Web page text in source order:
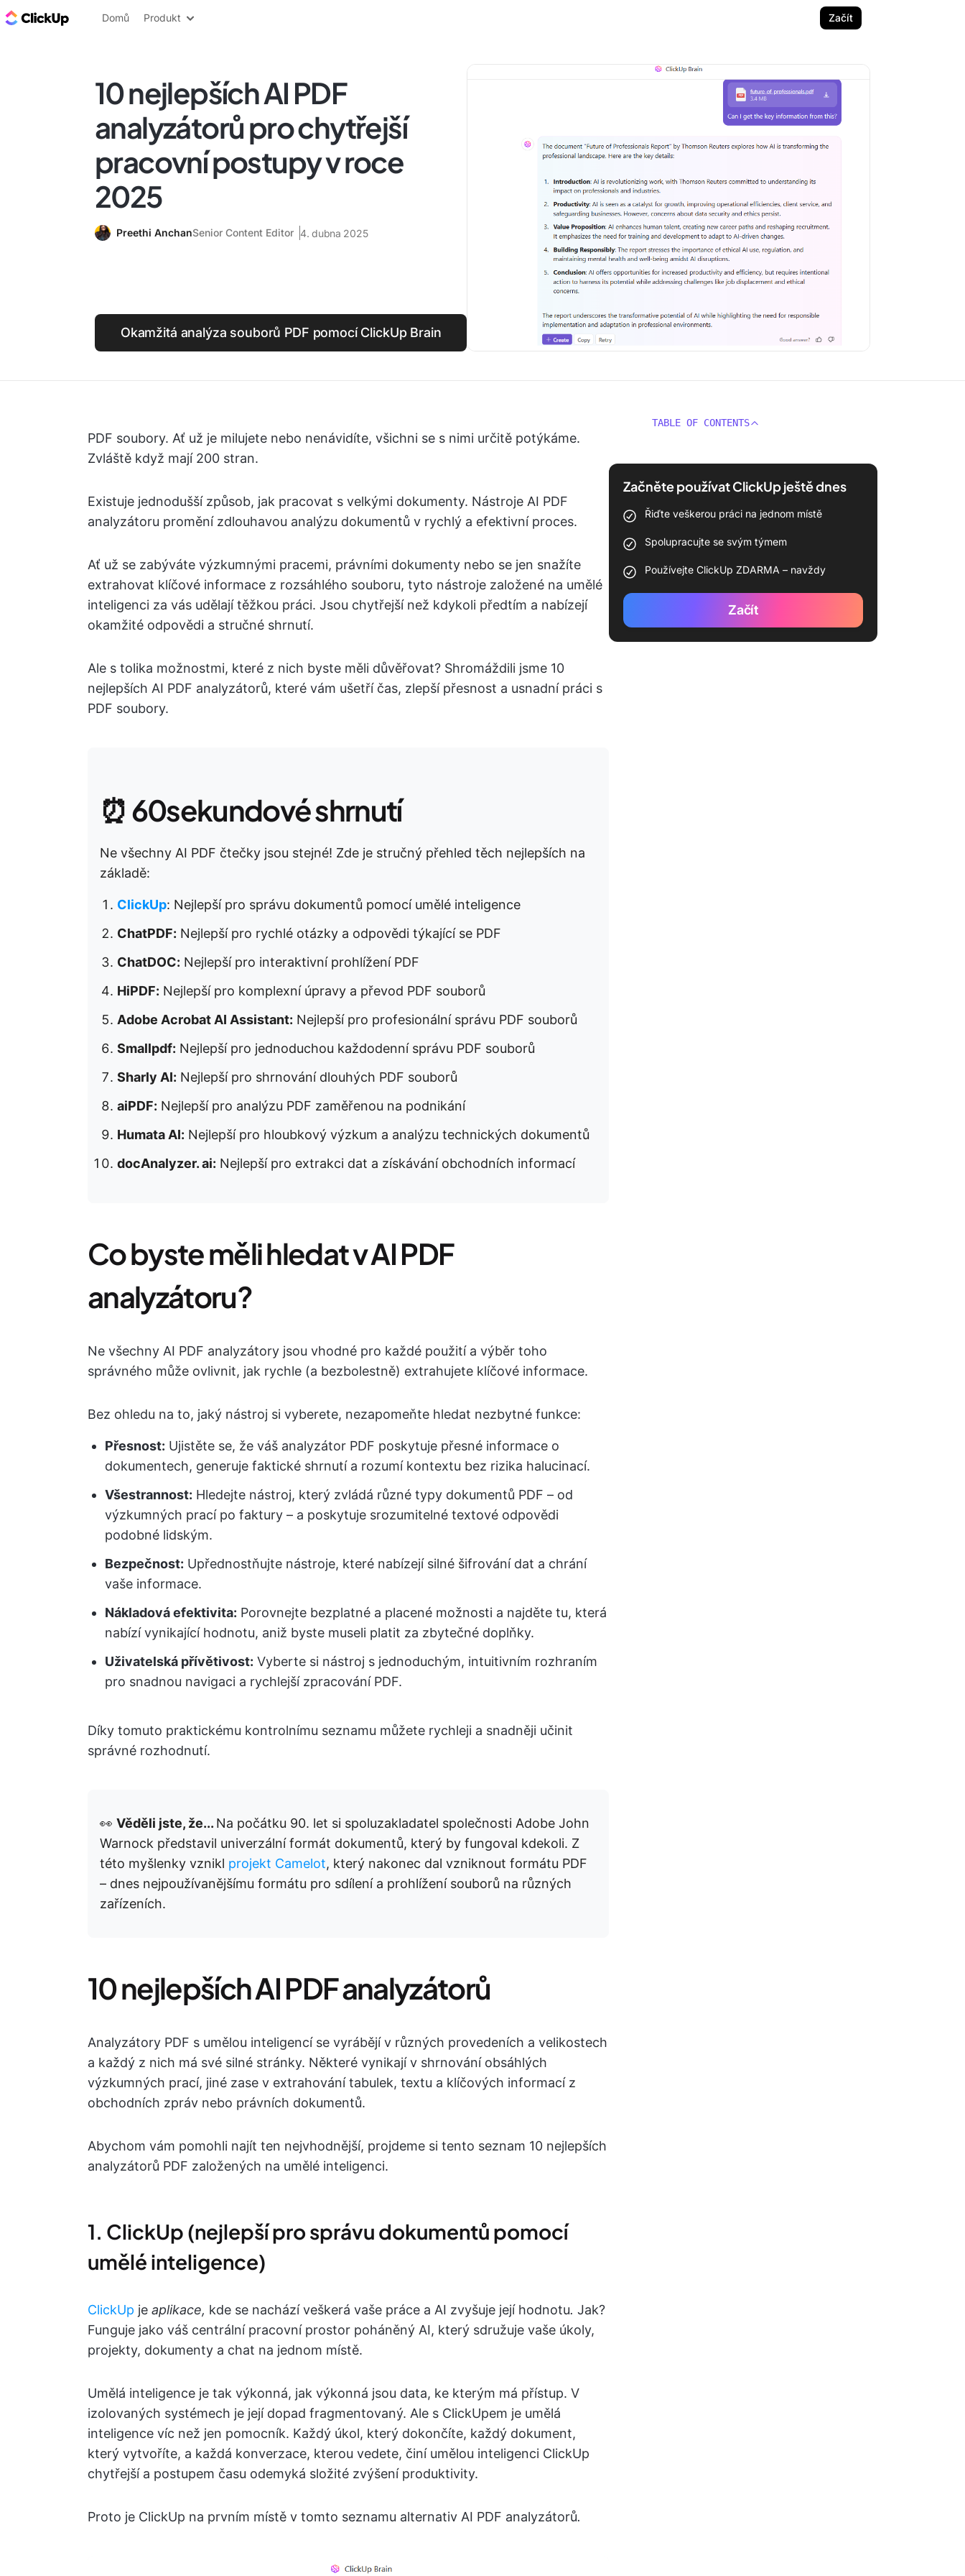
ClickUp blog
Domů Produkt Začít
10 nejlepších AI PDF
analyzátorů pro chytřejší
pracovní postupy v roce
2025
Preethi AnchanSenior Content Editor 4. dubna 2025
Okamžitá analýza souborů PDF pomocí ClickUp Brain
PDF soubory. Ať už je milujete nebo nenávidíte, všichni se s nimi určitě potýkáme.
Zvláště když mají 200 stran.
Existuje jednodušší způsob, jak pracovat s velkými dokumenty. Nástroje AI PDF
analyzátoru promění zdlouhavou analýzu dokumentů v rychlý a efektivní proces.
Ať už se zabýváte výzkumnými pracemi, právními dokumenty nebo se jen snažíte
extrahovat klíčové informace z rozsáhlého souboru, tyto nástroje založené na umělé
inteligenci za vás udělají těžkou práci. Jsou chytřejší než kdykoli předtím a nabízejí
okamžité odpovědi a stručné shrnutí.
Ale s tolika možnostmi, které z nich byste měli důvěřovat? Shromáždili jsme 10
nejlepších AI PDF analyzátorů, které vám ušetří čas, zlepší přesnost a usnadní práci s
PDF soubory.
⏰ 60sekundové shrnutí
Ne všechny AI PDF čtečky jsou stejné! Zde je stručný přehled těch nejlepších na
základě:
ClickUp: Nejlepší pro správu dokumentů pomocí umělé inteligence
ChatPDF: Nejlepší pro rychlé otázky a odpovědi týkající se PDF
ChatDOC: Nejlepší pro interaktivní prohlížení PDF
HiPDF: Nejlepší pro komplexní úpravy a převod PDF souborů
Adobe Acrobat AI Assistant: Nejlepší pro profesionální správu PDF souborů
Smallpdf: Nejlepší pro jednoduchou každodenní správu PDF souborů
Sharly AI: Nejlepší pro shrnování dlouhých PDF souborů
aiPDF: Nejlepší pro analýzu PDF zaměřenou na podnikání
Humata AI: Nejlepší pro hloubkový výzkum a analýzu technických dokumentů
docAnalyzer. ai: Nejlepší pro extrakci dat a získávání obchodních informací
Co byste měli hledat v AI PDF
analyzátoru?
Ne všechny AI PDF analyzátory jsou vhodné pro každé použití a výběr toho
správného může ovlivnit, jak rychle (a bezbolestně) extrahujete klíčové informace.
Bez ohledu na to, jaký nástroj si vyberete, nezapomeňte hledat nezbytné funkce:
Přesnost: Ujistěte se, že váš analyzátor PDF poskytuje přesné informace o
dokumentech, generuje faktické shrnutí a rozumí kontextu bez rizika halucinací.
Všestrannost: Hledejte nástroj, který zvládá různé typy dokumentů PDF – od
výzkumných prací po faktury – a poskytuje srozumitelné textové odpovědi
podobné lidským.
Bezpečnost: Upřednostňujte nástroje, které nabízejí silné šifrování dat a chrání
vaše informace.
Nákladová efektivita: Porovnejte bezplatné a placené možnosti a najděte tu, která
nabízí vynikající hodnotu, aniž byste museli platit za zbytečné doplňky.
Uživatelská přívětivost: Vyberte si nástroj s jednoduchým, intuitivním rozhraním
pro snadnou navigaci a rychlejší zpracování PDF.
Díky tomuto praktickému kontrolnímu seznamu můžete rychleji a snadněji učinit
správné rozhodnutí.
👀 Věděli jste, že... Na počátku 90. let si spoluzakladatel společnosti Adobe John
Warnock představil univerzální formát dokumentů, který by fungoval kdekoli. Z
této myšlenky vznikl projekt Camelot, který nakonec dal vzniknout formátu PDF
– dnes nejpoužívanějšímu formátu pro sdílení a prohlížení souborů na různých
zařízeních.
10 nejlepších AI PDF analyzátorů
Analyzátory PDF s umělou inteligencí se vyrábějí v různých provedeních a velikostech
a každý z nich má své silné stránky. Některé vynikají v shrnování obsáhlých
výzkumných prací, jiné zase v extrahování tabulek, textu a klíčových informací z
obchodních zpráv nebo právních dokumentů.
Abychom vám pomohli najít ten nejvhodnější, projdeme si tento seznam 10 nejlepších
analyzátorů PDF založených na umělé inteligenci.
1. ClickUp (nejlepší pro správu dokumentů pomocí
umělé inteligence)
ClickUp je aplikace, kde se nachází veškerá vaše práce a AI zvyšuje její hodnotu. Jak?
Funguje jako váš centrální pracovní prostor poháněný AI, který sdružuje vaše úkoly,
projekty, dokumenty a chat na jednom místě.
Umělá inteligence je tak výkonná, jak výkonná jsou data, ke kterým má přístup. V
izolovaných systémech je její dopad fragmentovaný. Ale s ClickUpem je umělá
inteligence víc než jen pomocník. Každý úkol, který dokončíte, každý dokument,
který vytvoříte, a každá konverzace, kterou vedete, činí umělou inteligenci ClickUp
chytřejší a postupem času odemyká složité zvýšení produktivity.
Proto je ClickUp na prvním místě v tomto seznamu alternativ AI PDF analyzátorů.
TABLE OF CONTENTS
Začněte používat ClickUp ještě dnes
Řiďte veškerou práci na jednom místě
Spolupracujte se svým týmem
Používejte ClickUp ZDARMA – navždy
Začít